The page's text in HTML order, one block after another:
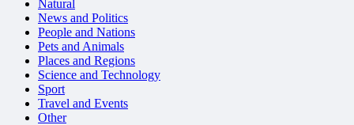
Natural
News and Politics
People and Nations
Pets and Animals
Places and Regions
Science and Technology
Sport
Travel and Events
Other